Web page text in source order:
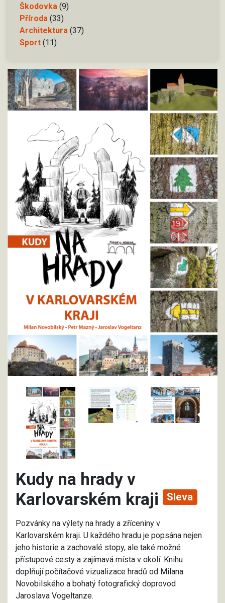
Škodovka (9)
Příroda (33)
Architektura (37)
Sport (11)
Kudy na hrady v
Karlovarském kraji
Sleva
Pozvánky na výlety na hrady a zříceniny v
Karlovarském kraji. U každého hradu je popsána nejen
jeho historie a zachovalé stopy, ale také možné
přístupové cesty a zajímavá místa v okolí. Knihu
doplňují počítačové vizualizace hradů od Milana
Novobilského a bohatý fotografický doprovod
Jaroslava Vogeltanze.